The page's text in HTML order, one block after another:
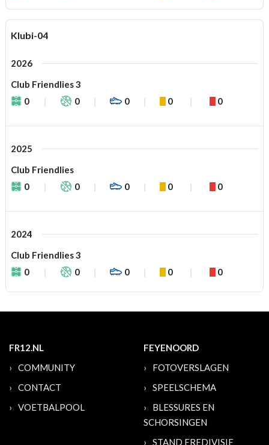
Klubi-04
2026
Club Friendlies 3
0
0 0 0 0
2025
Club Friendlies
0
0 0 0 0
2024
Club Friendlies 3
0
0 0 0 0
FR12.NL
COMMUNITY
CONTACT
VOETBALPOOL
FEYENOORD
FOTOVERSLAGEN
SPEELSCHEMA
BLESSURES EN
SCHORSINGEN
STAND EREDIVISIE